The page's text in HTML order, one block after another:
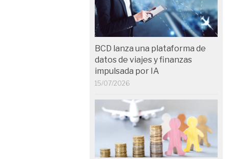
BCD lanza una plataforma de
datos de viajes y finanzas
impulsada por IA
15/07/2026